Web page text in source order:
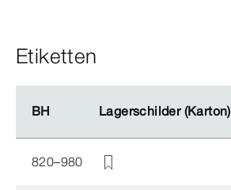
Etiketten
BH Lagerschilder (Karton)
BH Lagerschilder (Karton)
820–980